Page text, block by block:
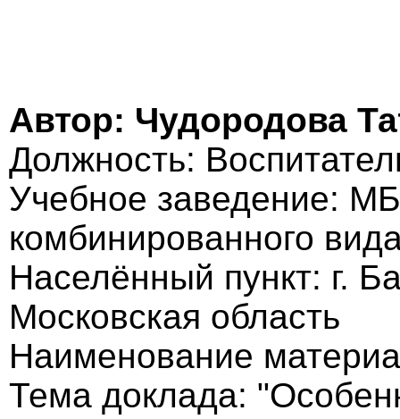
Автор: Чудородова
Должность:
Учебное заведение:
комбинированного
Населённый пункт: г.
Московская область
Наименование
Тема доклада: